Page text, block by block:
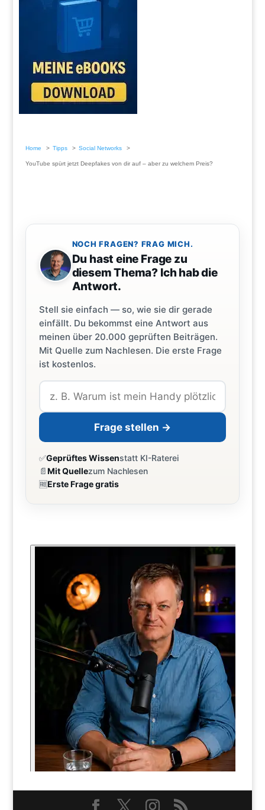
Home Tipps Social Networks
YouTube spürt jetzt Deepfakes von dir auf – aber zu welchem Preis?
NOCH FRAGEN? FRAG MICH.
Du hast eine Frage zu
diesem Thema? Ich hab die
Antwort.
Stell sie einfach — so, wie sie dir gerade
einfällt. Du bekommst eine Antwort aus
meinen über 20.000 geprüften Beiträgen.
Mit Quelle zum Nachlesen. Die erste Frage
ist kostenlos.
Frage stellen →
✅Geprüftes Wissenstatt KI-Raterei
📄Mit Quellezum Nachlesen
🆓Erste Frage gratis